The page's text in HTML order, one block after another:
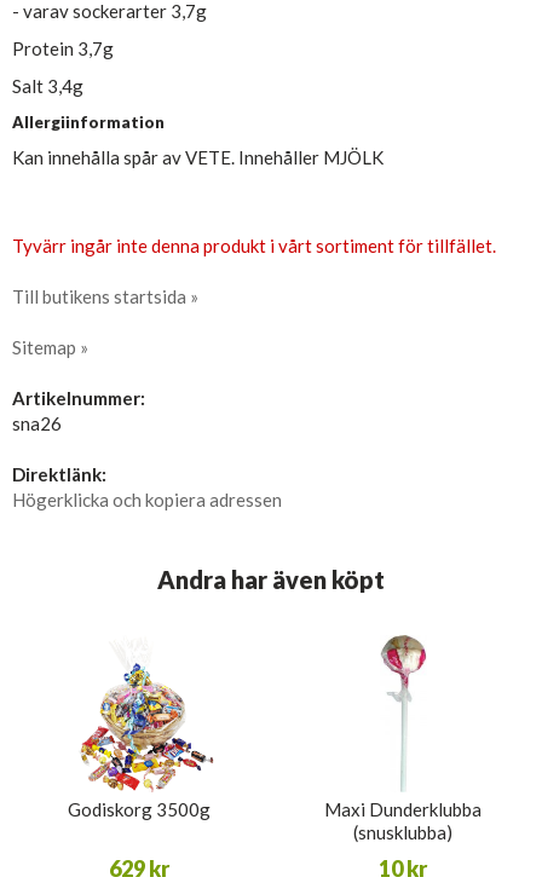
- varav sockerarter 3,7g
Protein 3,7g
Salt 3,4g
Allergiinformation
Kan innehålla spår av VETE. Innehåller MJÖLK
Tyvärr ingår inte denna produkt i vårt sortiment för tillfället.
Till butikens startsida »
Sitemap »
Artikelnummer:
sna26
Direktlänk:
Högerklicka och kopiera adressen
Andra har även köpt
Godiskorg 3500g
629 kr
Maxi Dunderklubba
(snusklubba)
10 kr